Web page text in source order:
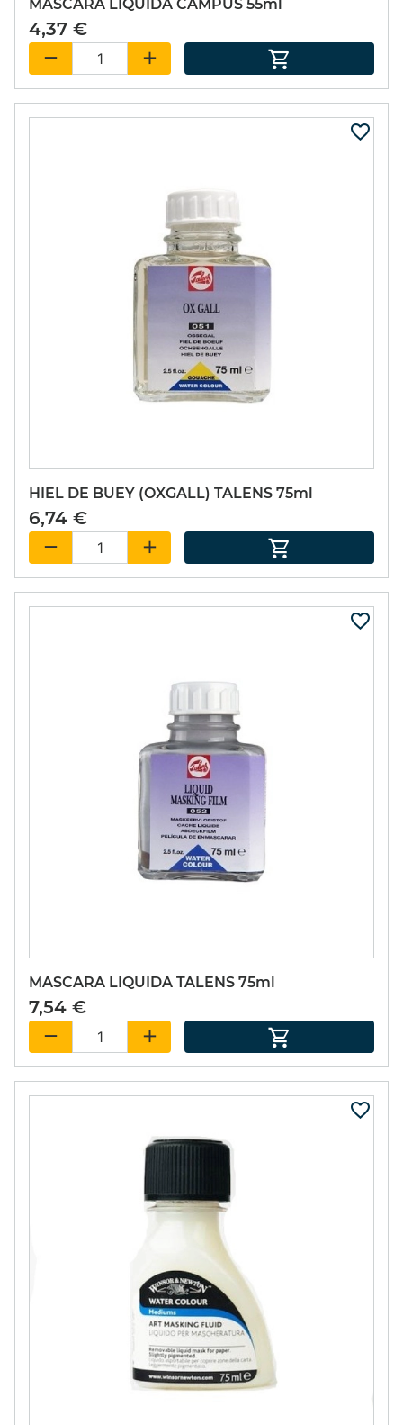
MASCARA LIQUIDA CAMPUS 55ml
4,37 €
HIEL DE BUEY (OXGALL) TALENS 75ml
6,74 €
MASCARA LIQUIDA TALENS 75ml
7,54 €